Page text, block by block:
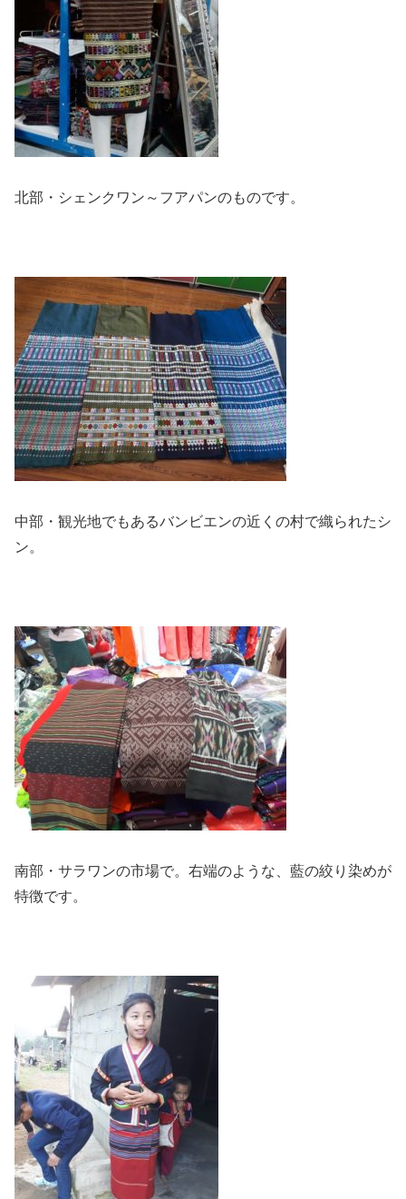
北部・シェンクワン～フアパンのものです。
中部・観光地でもあるバンビエンの近くの村で織られたシ
ン。
南部・サラワンの市場で。右端のような、藍の絞り染めが
特徴です。